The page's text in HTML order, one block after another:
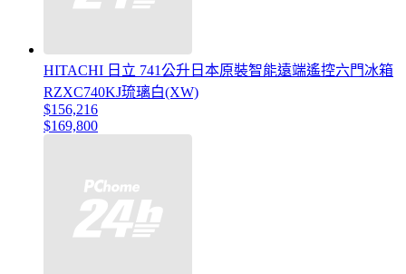
HITACHI 日立 741公升日本原裝智能遠端遙控六門冰箱
RZXC740KJ琉璃白(XW)
$156,216
$169,800